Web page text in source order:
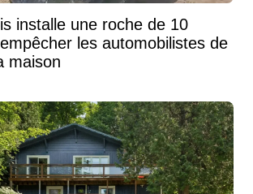
installe une roche de 10
les automobilistes de
maison